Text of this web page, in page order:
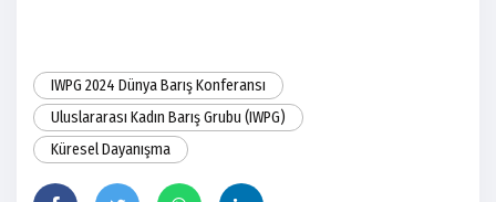
IWPG 2024 Dünya Barış Konferansı
Uluslararası Kadın Barış Grubu (IWPG)
Küresel Dayanışma